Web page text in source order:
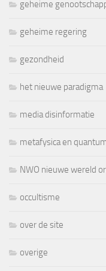
geheime
geheime regering
gezondheid
het nieuwe paradigma
media disinformatie
metafysica en
NWO nieuwe wereld
occultisme
over de site
overige